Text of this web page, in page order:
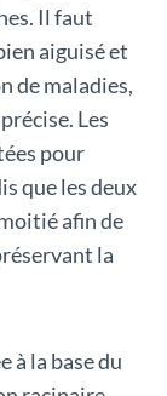
Il faut
aiguisé et
de maladies,
Les
pour
que les deux
afin de
la
à la base du